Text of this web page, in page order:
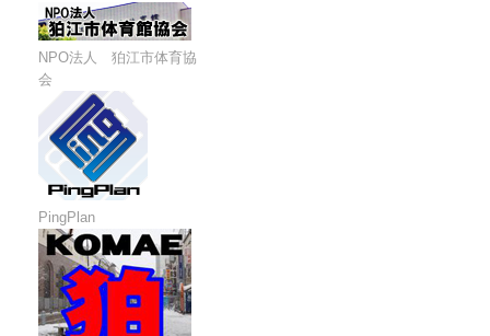
NPO法人 狛江市体育協
会
PingPlan